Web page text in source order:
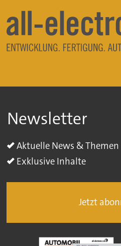
Newsletter
Aktuelle News & Themen
Exklusive Inhalte
Jetzt